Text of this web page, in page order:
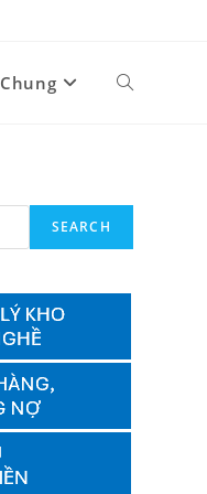
Chung Toggle
search
SEARCH